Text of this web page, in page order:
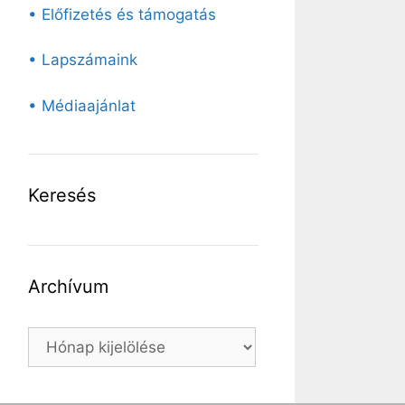
• Előfizetés és támogatás
• Lapszámaink
• Médiaajánlat
Keresés
Archívum
Archívum